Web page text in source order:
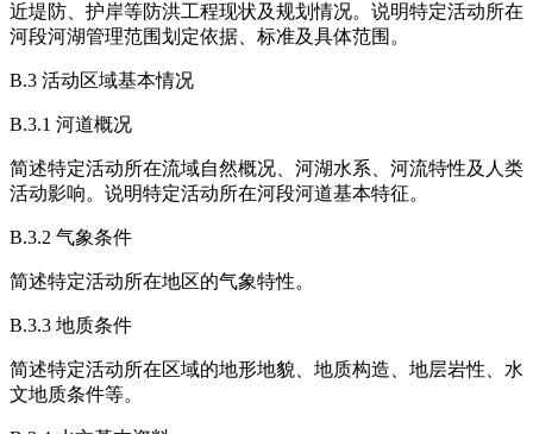
近堤防、护岸等防洪工程现状及规划情况。说明特定活动所在
河段河湖管理范围划定依据、标准及具体范围。
B.3 活动区域基本情况
B.3.1 河道概况
简述特定活动所在流域自然概况、河湖水系、河流特性及人类
活动影响。说明特定活动所在河段河道基本特征。
B.3.2 气象条件
简述特定活动所在地区的气象特性。
B.3.3 地质条件
简述特定活动所在区域的地形地貌、地质构造、地层岩性、水
文地质条件等。